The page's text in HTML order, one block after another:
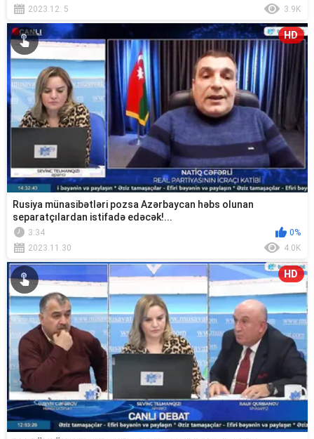
2023.12. 5
3.9K
HD
Rusiya münasibətləri pozsa Azərbaycan həbs olunan
separatçılardan istifadə edəcək!...
3:34
0%
2023.11.30
4.0K
HD